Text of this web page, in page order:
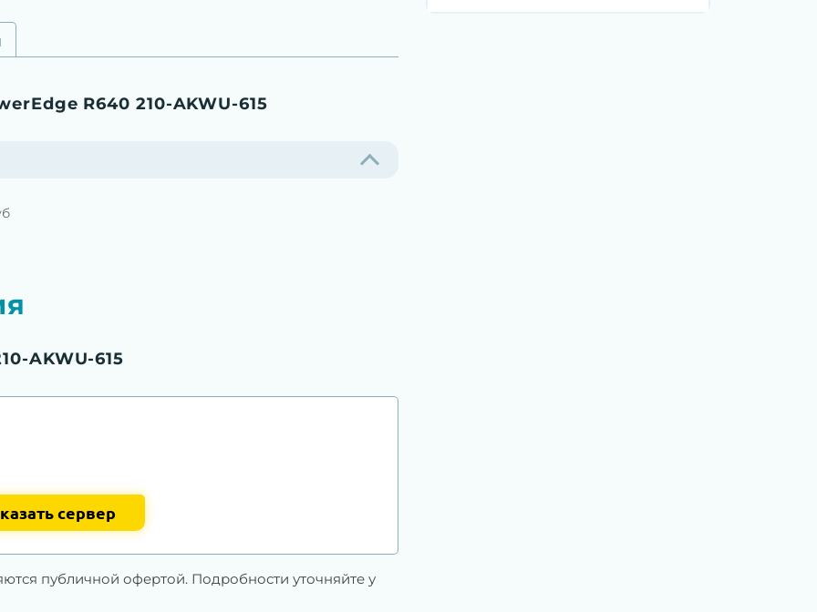
R640 210-AKWU-615
AKWU-615
сервер
публичной офертой. Подробности уточняйте у